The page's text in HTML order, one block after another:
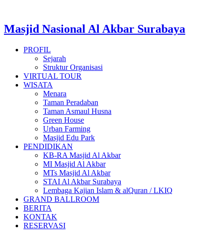
Masjid Nasional Al Akbar Surabaya
PROFIL
Sejarah
Struktur Organisasi
VIRTUAL TOUR
WISATA
Menara
Taman Peradaban
Taman Asmaul Husna
Green House
Urban Farming
Masjid Edu Park
PENDIDIKAN
KB-RA Masjid Al Akbar
MI Masjid Al Akbar
MTs Masjid Al Akbar
STAI Al Akbar Surabaya
Lembaga Kajian Islam & alQuran / LKIQ
GRAND BALLROOM
BERITA
KONTAK
RESERVASI